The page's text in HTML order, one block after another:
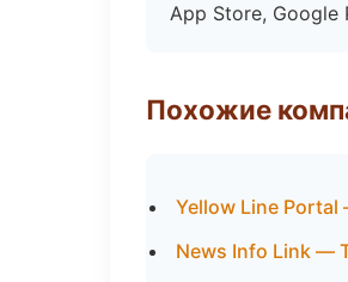
App Store, Google
Похожие
Yellow Line Portal
News Info Link —